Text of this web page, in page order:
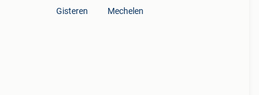
Gisteren Mechelen